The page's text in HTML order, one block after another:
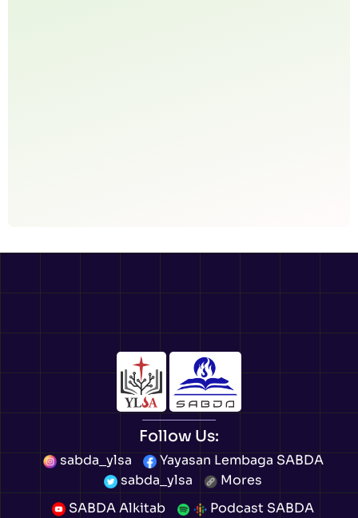
Follow Us:
sabda_ylsa
Yayasan Lembaga SABDA
sabda_ylsa
Mores
SABDA Alkitab
Podcast SABDA